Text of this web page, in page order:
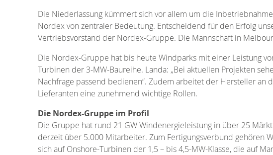
Die Niederlassung kümmert sich vor allem um die
Nordex von zentraler Bedeutung. Entscheidend für den Erfolg
Vertriebsvorstand der Nordex-Gruppe. Die Mannschaft in
Die Nordex-Gruppe hat bis heute Windparks mit einer Leistung
Turbinen der 3-MW-Baureihe. Landa: „Bei aktuellen Projekten
Nachfrage passend bedienen“. Zudem arbeitet der Hersteller an
Lieferanten eine zunehmend wichtige Rollen.
Die Nordex-Gruppe im Profil
Die Gruppe hat rund 21 GW Windenergieleistung in über 25
derzeit über 5.000 Mitarbeiter. Zum Fertigungsverbund gehören
sich auf Onshore-Turbinen der 1,5 – bis 4,5-MW-Klasse, die auf